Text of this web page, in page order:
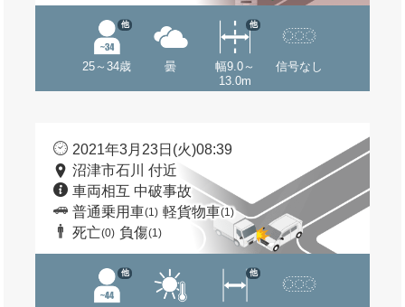
25～34歳
他
曇
幅9.0～
13.0m
他
信号なし
2021年3月23日(火)08:39
沼津市石川 付近
車両相互 中破事故
普通乗用車(1) 軽貨物車(1)
死亡(0) 負傷(1)
他 他